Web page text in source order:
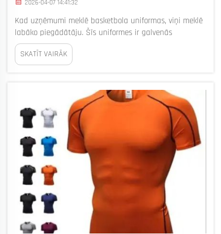
2026-04-07 14:41:32
Kad uzņēmumi meklē basketbola uniformas, viņi meklē
labāko piegādātāju. Šīs uniformes ir galvenās
komandām, jo tās liecina par garu un vienotību.
Nejauši, mūsu uzņēmums, saprast, cik svarīgi ir
kvalitāte un speciālas dizains. Komandām vajag
SKATĪT VAIRĀK